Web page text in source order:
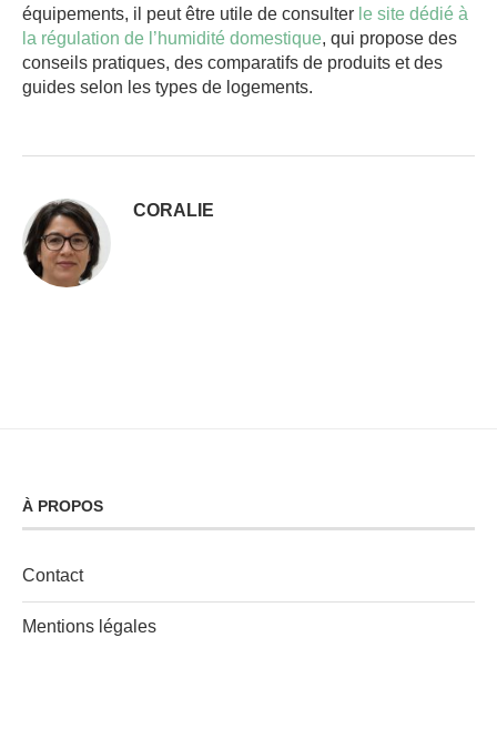
équipements, il peut être utile de consulter le site dédié à
la régulation de l’humidité domestique, qui propose des
conseils pratiques, des comparatifs de produits et des
guides selon les types de logements.
CORALIE
À PROPOS
Contact
Mentions légales